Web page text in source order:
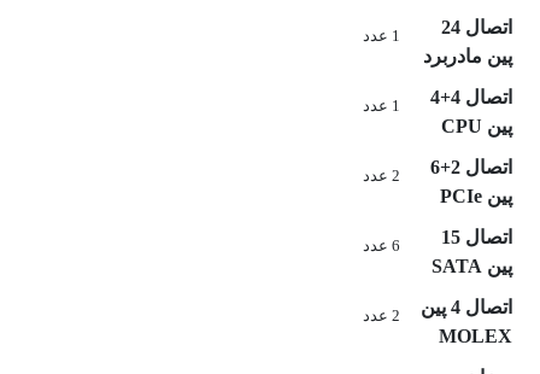
اتصال 24
پین مادربرد
1 عدد
اتصال 4+4
پین CPU
1 عدد
اتصال 2+6
پین PCIe
2 عدد
اتصال 15
پین SATA
6 عدد
اتصال 4 پین
MOLEX
2 عدد